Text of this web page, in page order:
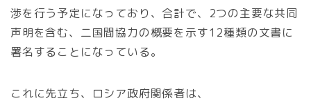
渉を行う予定になっており、合計で、2つの主要な共同
声明を含む、二国間協力の概要を示す12種類の文書に
署名することになっている。
これに先立ち、ロシア政府関係者は、